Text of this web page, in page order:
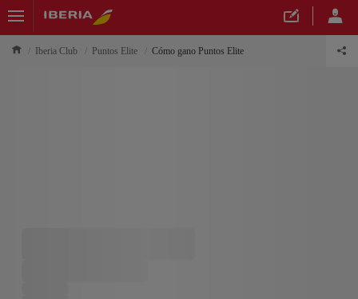
Iberia Club Puntos Elite Cómo gano Puntos Elite